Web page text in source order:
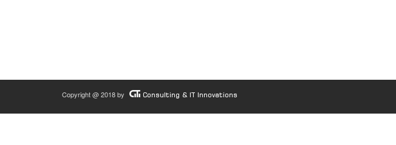
Copyright @ 2018 by Consulting & IT Innovations